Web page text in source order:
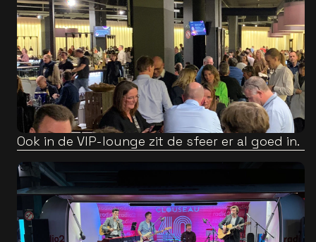
Ook in de VIP-lounge zit de sfeer er al goed in.